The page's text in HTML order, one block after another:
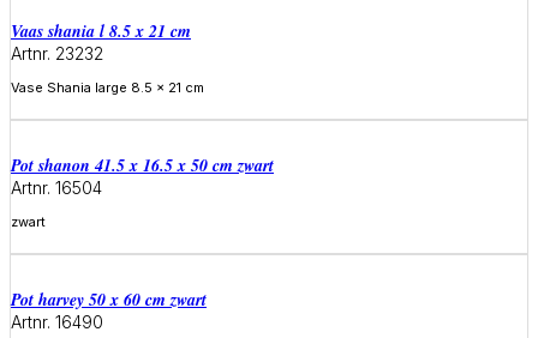
Vaas shania l 8.5 x 21 cm
Artnr. 23232
Vase Shania large 8.5 x 21 cm
Meer informatie
Pot shanon 41.5 x 16.5 x 50 cm zwart
Artnr. 16504
zwart
Pot harvey 50 x 60 cm zwart
Artnr. 16490